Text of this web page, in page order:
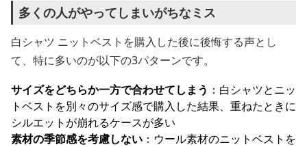
多くの人がやってしまいがちなミス
白シャツ ニットベストを購入した後に後悔する声とし
て、特に多いのが以下の3パターンです。
サイズをどちらか一方で合わせてしまう ：白シャツとニッ
トベストを別々のサイズ感で購入した結果、重ねたときに
シルエットが崩れるケースが多い
素材の季節感を考慮しない ：ウール素材のニットベストを